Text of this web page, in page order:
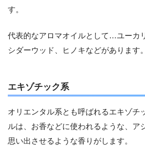
す。
代表的なアロマオイルとして…ユーカ
シダーウッド、ヒノキなどがあります。
エキゾチック系
オリエンタル系とも呼ばれるエキゾチ
ルは、お香などに使われるような、ア
思い出させるような香りがします。